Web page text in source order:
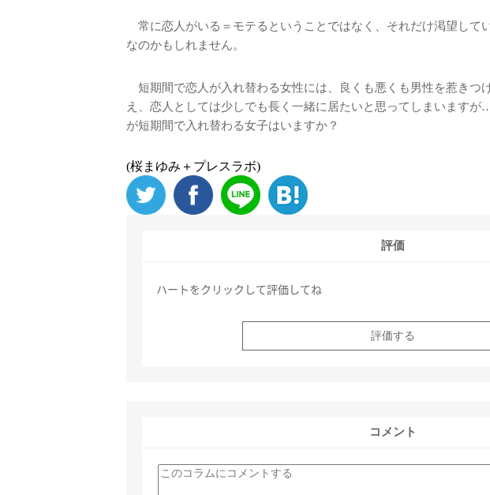
常に恋人がいる＝モテるということではなく、それだけ渇望し
なのかもしれません。
短期間で恋人が入れ替わる女性には、良くも悪くも男性を惹きつ
え、恋人としては少しでも長く一緒に居たいと思ってしまいます
が短期間で入れ替わる女子はいますか？
(桜まゆみ＋プレスラボ)
評価
ハートをクリックして評価してね
評価する
コメント